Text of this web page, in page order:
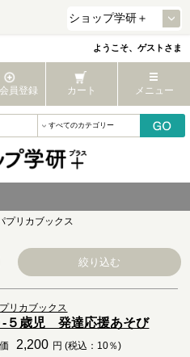
ようこそ、ゲストさま
員登録 カート メニュー
プリカブックス
絞り込む
リカブックス
-５歳児 発達応援あそび
2,200 円 (税込：10％)